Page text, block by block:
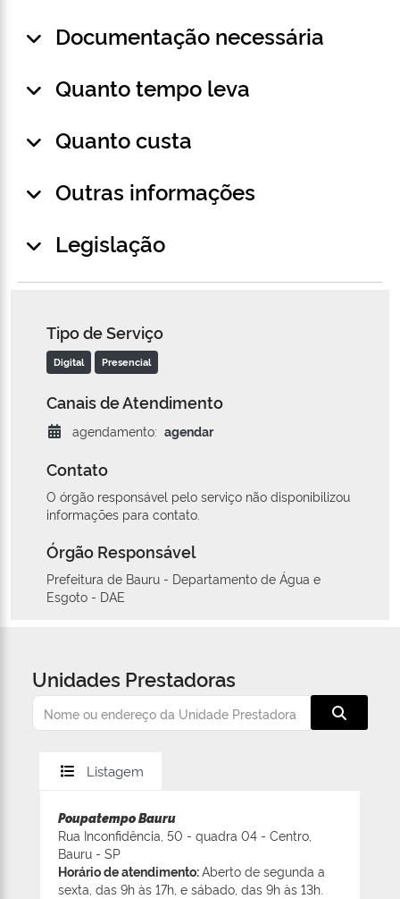
Documentação necessária
Quanto tempo leva
Quanto custa
Outras informações
Legislação
Tipo de Serviço
Digital Presencial
Canais de Atendimento
agendamento: agendar
Contato
O órgão responsável pelo serviço não disponibilizou
informações para contato.
Órgão Responsável
Prefeitura de Bauru - Departamento de Água e
Esgoto - DAE
Unidades Prestadoras
Listagem
Poupatempo Bauru
Rua Inconfidência, 50 - quadra 04 - Centro,
Bauru - SP
Horário de atendimento:Aberto de segunda a
sexta, das 9h às 17h, e sábado, das 9h às 13h.